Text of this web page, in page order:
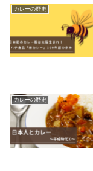
カレーの歴史
カレーの歴史